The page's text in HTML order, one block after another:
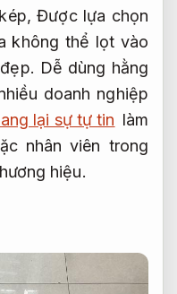
Được lựa chọn
không thể lọt vào
Dễ dùng hằng
doanh nghiệp
lại sự tự tin làm
nhân viên trong
hiệu.